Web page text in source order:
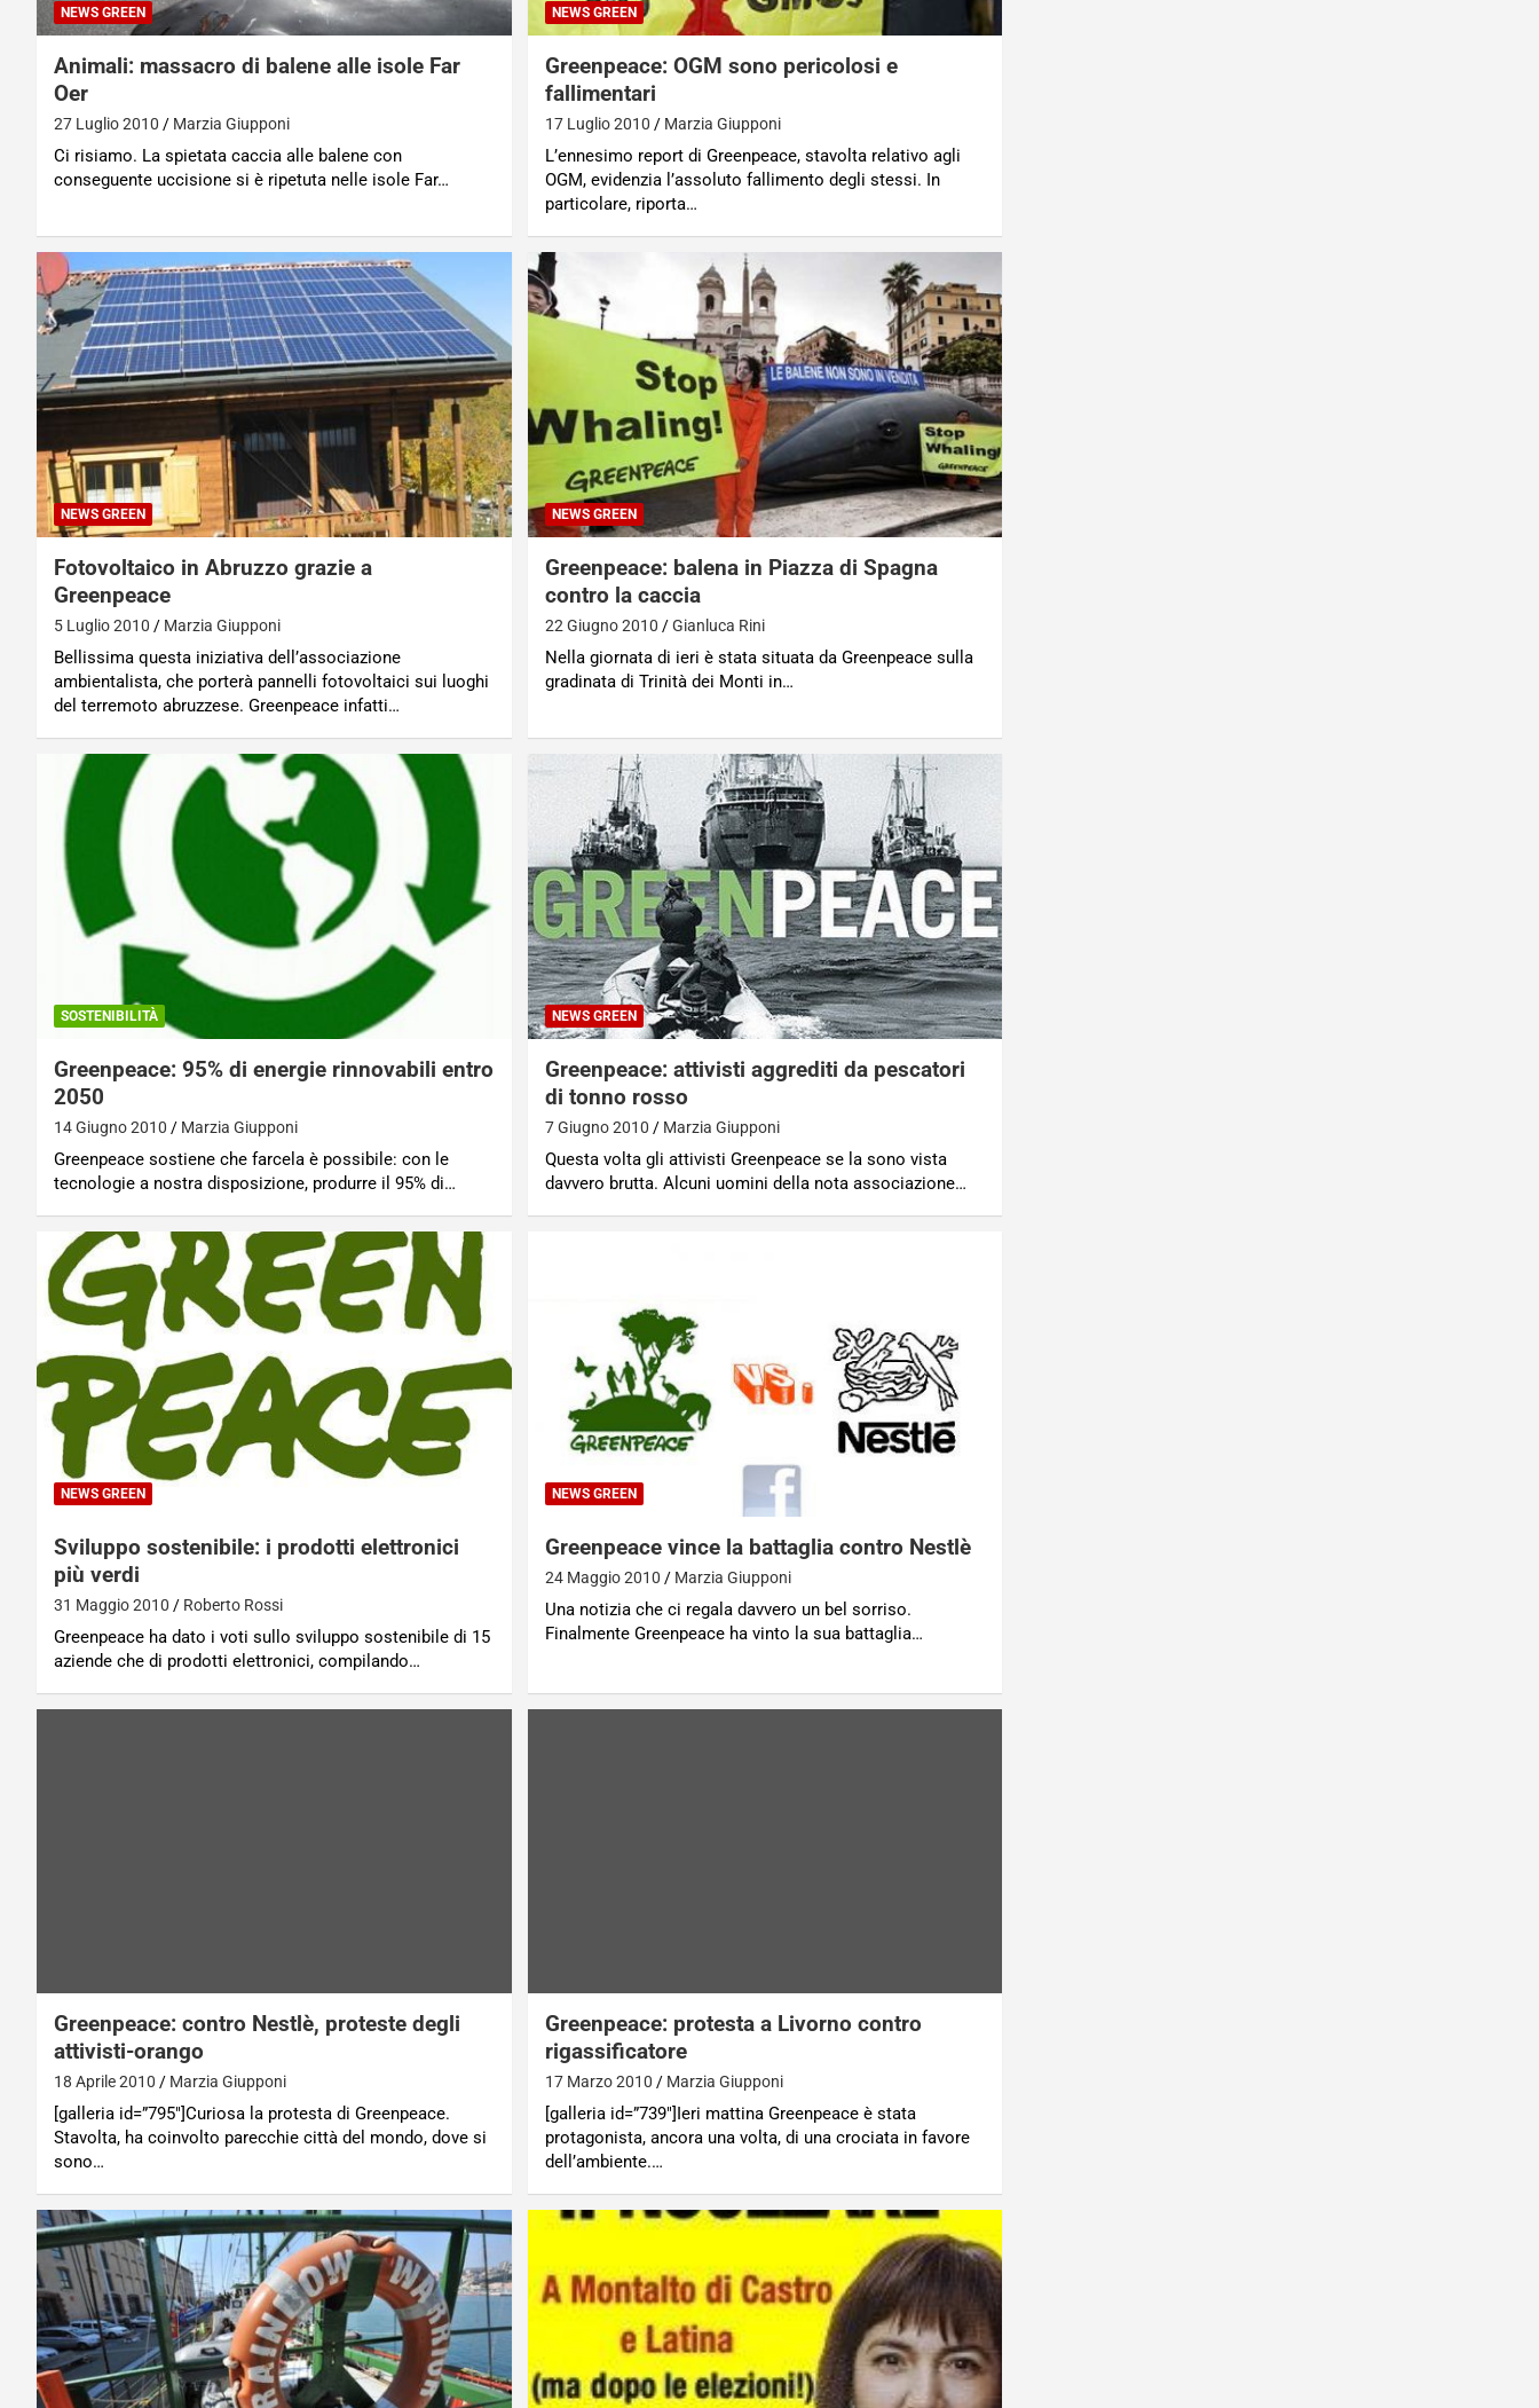
NEWS GREEN
Animali: massacro di balene alle isole Far
Oer
27 Luglio 2010 Marzia Giupponi
Ci risiamo. La spietata caccia alle balene con
conseguente uccisione si è ripetuta nelle isole Far…
NEWS GREEN
Greenpeace: OGM sono pericolosi e
fallimentari
17 Luglio 2010 Marzia Giupponi
L’ennesimo report di Greenpeace, stavolta relativo agli
OGM, evidenzia l’assoluto fallimento degli stessi. In
particolare, riporta…
NEWS GREEN
Fotovoltaico in Abruzzo grazie a
Greenpeace
5 Luglio 2010 Marzia Giupponi
Bellissima questa iniziativa dell’associazione
ambientalista, che porterà pannelli fotovoltaici sui luoghi
del terremoto abruzzese. Greenpeace infatti…
NEWS GREEN
Greenpeace: balena in Piazza di Spagna
contro la caccia
22 Giugno 2010 Gianluca Rini
Nella giornata di ieri è stata situata da Greenpeace sulla
gradinata di Trinità dei Monti in…
SOSTENIBILITÀ
Greenpeace: 95% di energie rinnovabili entro
2050
14 Giugno 2010 Marzia Giupponi
Greenpeace sostiene che farcela è possibile: con le
tecnologie a nostra disposizione, produrre il 95% di…
NEWS GREEN
Greenpeace: attivisti aggrediti da pescatori
di tonno rosso
7 Giugno 2010 Marzia Giupponi
Questa volta gli attivisti Greenpeace se la sono vista
davvero brutta. Alcuni uomini della nota associazione…
NEWS GREEN
Sviluppo sostenibile: i prodotti elettronici
più verdi
31 Maggio 2010 Roberto Rossi
Greenpeace ha dato i voti sullo sviluppo sostenibile di 15
aziende che di prodotti elettronici, compilando…
NEWS GREEN
Greenpeace vince la battaglia contro Nestlè
24 Maggio 2010 Marzia Giupponi
Una notizia che ci regala davvero un bel sorriso.
Finalmente Greenpeace ha vinto la sua battaglia…
Greenpeace: contro Nestlè, proteste degli
attivisti-orango
18 Aprile 2010 Marzia Giupponi
[galleria id=”795″]Curiosa la protesta di Greenpeace.
Stavolta, ha coinvolto parecchie città del mondo, dove si
sono…
Greenpeace: protesta a Livorno contro
rigassificatore
17 Marzo 2010 Marzia Giupponi
[galleria id=”739″]Ieri mattina Greenpeace è stata
protagonista, ancora una volta, di una crociata in favore
dell’ambiente.…